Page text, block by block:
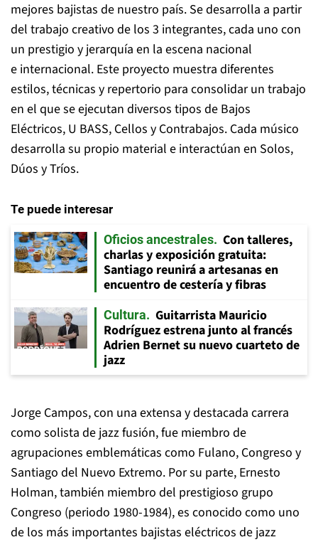
mejores bajistas de nuestro país. Se desarrolla a partir
del trabajo creativo de los 3 integrantes, cada uno con
un prestigio y jerarquía en la escena nacional
e internacional. Este proyecto muestra diferentes
estilos, técnicas y repertorio para consolidar un trabajo
en el que se ejecutan diversos tipos de Bajos
Eléctricos, U BASS, Cellos y Contrabajos. Cada músico
desarrolla su propio material e interactúan en Solos,
Dúos y Tríos.
Te puede interesar
Oficios ancestrales
Con talleres,
charlas y exposición gratuita:
Santiago reunirá a artesanas en
encuentro de cestería y fibras
Cultura
Guitarrista Mauricio
Rodríguez estrena junto al francés
Adrien Bernet su nuevo cuarteto de
jazz
Jorge Campos, con una extensa y destacada carrera
como solista de jazz fusión, fue miembro de
agrupaciones emblemáticas como Fulano, Congreso y
Santiago del Nuevo Extremo. Por su parte, Ernesto
Holman, también miembro del prestigioso grupo
Congreso (periodo 1980-1984), es conocido como uno
de los más importantes bajistas eléctricos de jazz